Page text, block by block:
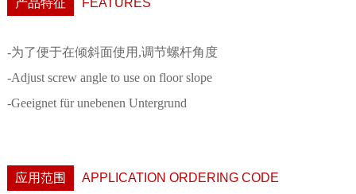
产品特征 FEATURES
-为了便于在倾斜面使用,调节螺杆角度
-Adjust screw angle to use on floor slope
-Geeignet für unebenen Untergrund
应用范围 APPLICATION ORDERING CODE